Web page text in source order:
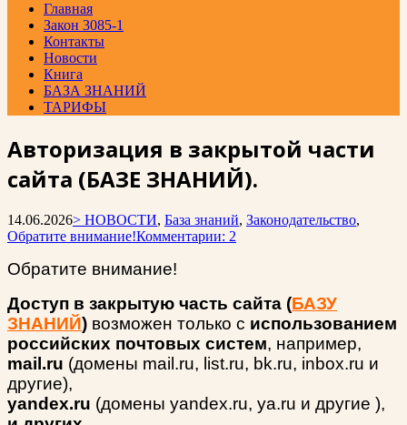
Главная
Закон 3085-1
Контакты
Новости
Книга
БАЗА ЗНАНИЙ
ТАРИФЫ
Авторизация в закрытой части
сайта (БАЗЕ ЗНАНИЙ).
14.06.2026> НОВОСТИ, База знаний, Законодательство,
Обратите внимание!Комментарии: 2
Обратите внимание!
Доступ в закрытую часть сайта (БАЗУ
ЗНАНИЙ) возможен только с использованием
российских почтовых систем, например,
mail.ru (домены mail.ru, list.ru, bk.ru, inbox.ru и
другие),
yandex.ru (домены yandex.ru, ya.ru и другие ),